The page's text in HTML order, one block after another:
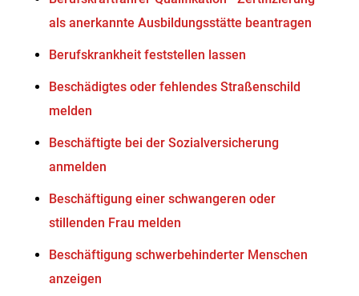
als anerkannte Ausbildungsstätte beantragen
Berufskrankheit feststellen lassen
Beschädigtes oder fehlendes Straßenschild
melden
Beschäftigte bei der Sozialversicherung
anmelden
Beschäftigung einer schwangeren oder
stillenden Frau melden
Beschäftigung schwerbehinderter Menschen
anzeigen